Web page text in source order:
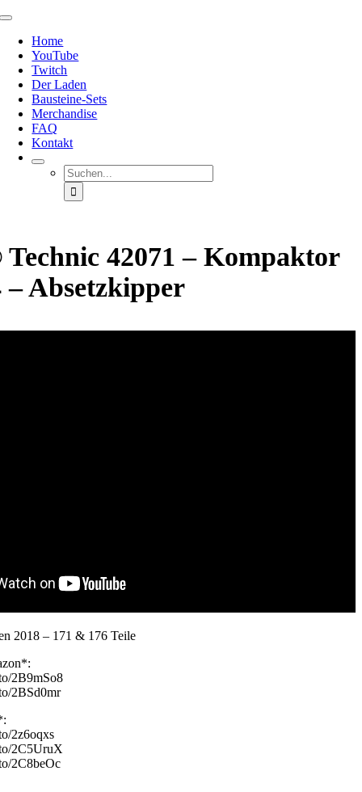
Zum
springen
Toggle
NavigationHome
YouTube
Twitch
Der Laden
Bausteine-Sets
Merchandise
FAQ
Kontakt
Suche
nach:
42071 – Kompaktor
– Absetzkipper
2018 – 171 & 176 Teile
2B9mSo8
2BSd0mr
2z6oqxs
2C5UruX
2C8beOc